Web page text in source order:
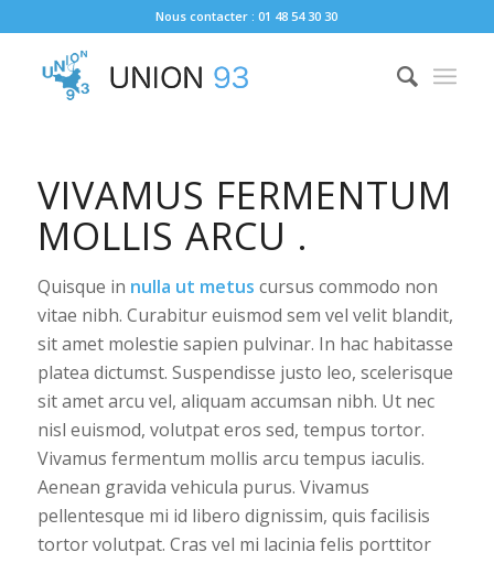
Nous contacter : 01 48 54 30 30
VIVAMUS FERMENTUM
MOLLIS ARCU .
Quisque in nulla ut metus cursus commodo non
vitae nibh. Curabitur euismod sem vel velit blandit,
sit amet molestie sapien pulvinar. In hac habitasse
platea dictumst. Suspendisse justo leo, scelerisque
sit amet arcu vel, aliquam accumsan nibh. Ut nec
nisl euismod, volutpat eros sed, tempus tortor.
Vivamus fermentum mollis arcu tempus iaculis.
Aenean gravida vehicula purus. Vivamus
pellentesque mi id libero dignissim, quis facilisis
tortor volutpat. Cras vel mi lacinia felis porttitor